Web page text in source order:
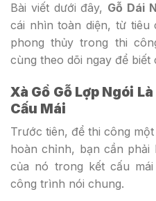
Bài viết dưới đây, Gỗ Dái
cái nhìn toàn diện, từ
phong thủy trong thi
cùng theo dõi ngay để biết
Xà Gồ Gỗ Lợp Ngói
Cấu Mái
Trước tiên, để thi công
hoàn chỉnh, bạn cần
của nó trong kết cấu
công trình nói chung.